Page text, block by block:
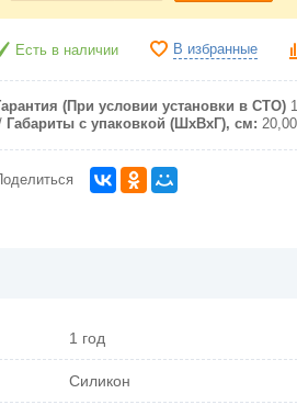
Есть в наличии В избранные
(При условии установки в СТО)
Габариты с упаковкой (ШxВxГ), см:
Поделиться
1 год
Силикон